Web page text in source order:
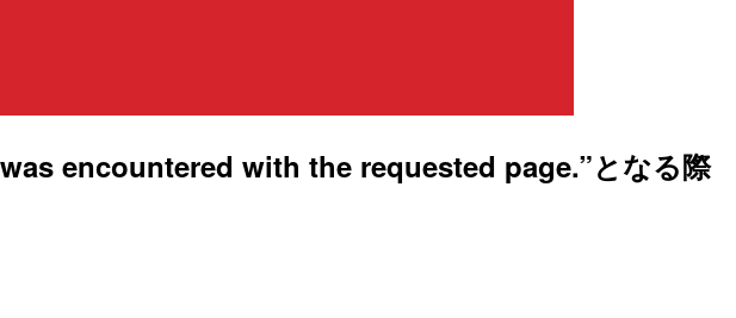
encountered with the requested page.”となる際